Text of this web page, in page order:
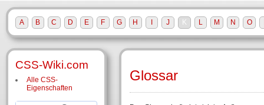
Glossar
CSS-Wiki.com
Alle CSS-
Eigenschaften
A B C D E F G H J K L M N O